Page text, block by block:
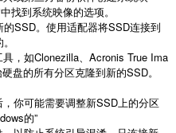
中找到系统映像的选项。
的SSD。使用适配器将SSD连接到
，如Clonezilla、 Acronis True Ima
盘的所有分区克隆到新的SSD。
你可能需要调整新SSD上的分区
的”